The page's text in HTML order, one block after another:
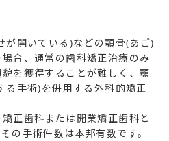
開いている)などの顎骨(あご)
合、通常の歯科矯正治療のみ
を獲得することが難しく、顎
る手術)を併用する外科的矯正
正歯科または開業矯正歯科と
の手術件数は本邦有数です。